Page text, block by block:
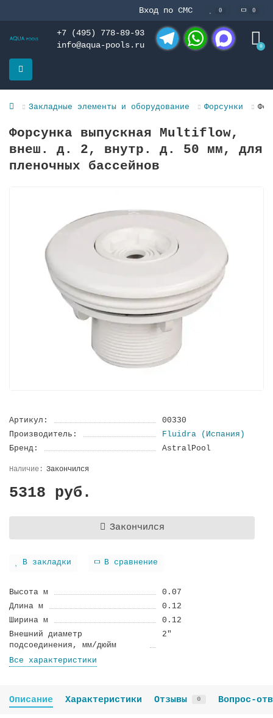
Вход по СМС 0 0
+7 (495) 778-89-93
info@aqua-pools.ru
0
Закладные элементы и оборудование Форсунки
Форсунка выпускная Multiflow,
внеш. д. 2, внутр. д. 50 мм, для
пленочных баcсейнов
Артикул:
00330
Производитель:
Fluidra (Испания)
Бренд:
AstralPool
Закончился
5318 руб.
Закончился
В закладки В сравнение
Высота м
0.07
Длина м
0.12
Ширина м
0.12
Внешний диаметр
подсоединения, мм/дюйм
2"
Все характеристики
Описание Характеристики Отзывы 0 Вопрос-